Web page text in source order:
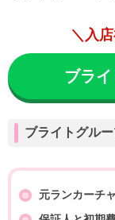
＼入
ブラ
ブライトグル
元ランカーチ